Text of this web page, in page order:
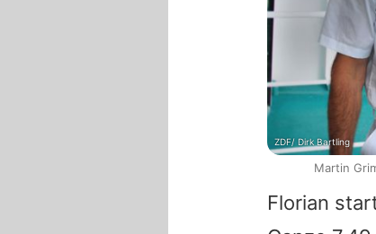
Florian
ZDF/ Dirk Bartling
Martin